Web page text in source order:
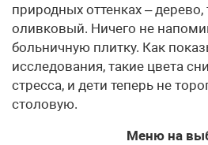
природных оттенках –
оливковый. Ничего не
больничную плитку. Как
исследования, такие цвета
стресса, и дети теперь не
столовую.
Меню на